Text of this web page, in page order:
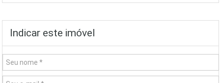
Indicar este imóvel